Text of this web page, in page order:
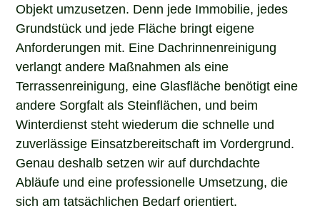
Objekt umzusetzen. Denn jede Immobilie, jedes
Grundstück und jede Fläche bringt eigene
Anforderungen mit. Eine Dachrinnenreinigung
verlangt andere Maßnahmen als eine
Terrassenreinigung, eine Glasfläche benötigt eine
andere Sorgfalt als Steinflächen, und beim
Winterdienst steht wiederum die schnelle und
zuverlässige Einsatzbereitschaft im Vordergrund.
Genau deshalb setzen wir auf durchdachte
Abläufe und eine professionelle Umsetzung, die
sich am tatsächlichen Bedarf orientiert.